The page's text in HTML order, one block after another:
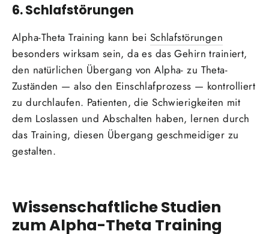
6. Schlafstörungen
Alpha-Theta Training kann bei Schlafstörungen
besonders wirksam sein, da es das Gehirn trainiert,
den natürlichen Übergang von Alpha- zu Theta-
Zuständen — also den Einschlafprozess — kontrolliert
zu durchlaufen. Patienten, die Schwierigkeiten mit
dem Loslassen und Abschalten haben, lernen durch
das Training, diesen Übergang geschmeidiger zu
gestalten.
Wissenschaftliche Studien
zum Alpha-Theta Training